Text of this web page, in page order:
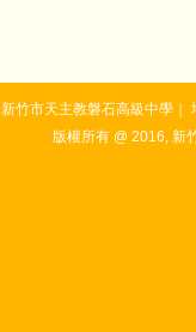
新竹市天主教磐石高級中學｜
版權所有 @ 2016, 新